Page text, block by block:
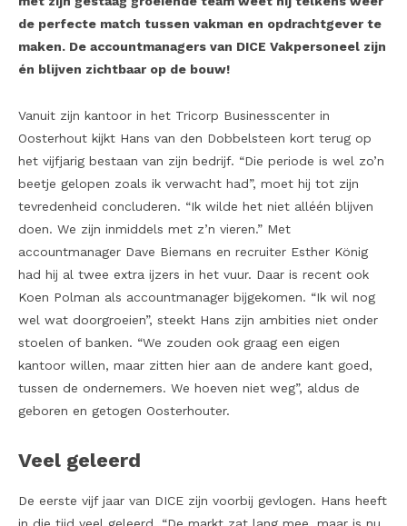
de perfecte match tussen vakman en opdrachtgever te
maken. De accountmanagers van DICE Vakpersoneel zijn
én blijven zichtbaar op de bouw!
Vanuit zijn kantoor in het Tricorp Businesscenter in
Oosterhout kijkt Hans van den Dobbelsteen kort terug op
het vijfjarig bestaan van zijn bedrijf. “Die periode is wel zo’n
beetje gelopen zoals ik verwacht had”, moet hij tot zijn
tevredenheid concluderen. “Ik wilde het niet alléén blijven
doen. We zijn inmiddels met z’n vieren.” Met
accountmanager Dave Biemans en recruiter Esther König
had hij al twee extra ijzers in het vuur. Daar is recent ook
Koen Polman als accountmanager bijgekomen. “Ik wil nog
wel wat doorgroeien”, steekt Hans zijn ambities niet onder
stoelen of banken. “We zouden ook graag een eigen
kantoor willen, maar zitten hier aan de andere kant goed,
tussen de ondernemers. We hoeven niet weg”, aldus de
geboren en getogen Oosterhouter.
Veel geleerd
De eerste vijf jaar van DICE zijn voorbij gevlogen. Hans heeft